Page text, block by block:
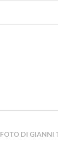
FOTO DI GIANNI